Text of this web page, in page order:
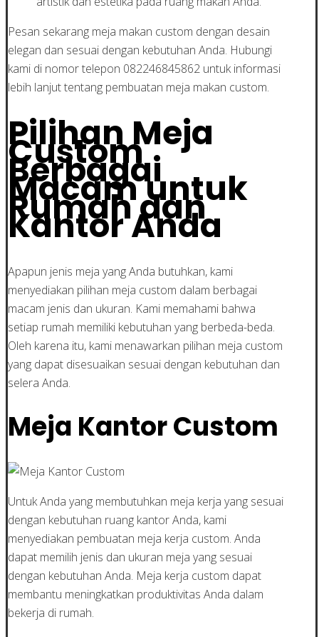
Pesan sekarang meja makan custom dengan desain
elegan dan sesuai dengan kebutuhan Anda. Hubungi
kami di nomor telepon 082246845862 untuk informasi
lebih lanjut tentang pembuatan meja makan custom.
Pilihan Meja
Custom
Berbagai
Macam untuk
Rumah dan
Kantor Anda
Apapun jenis meja yang Anda butuhkan, kami
menyediakan pilihan meja custom dalam berbagai
macam jenis dan ukuran. Kami memahami bahwa
setiap rumah memiliki kebutuhan yang berbeda-beda.
Oleh karena itu, kami menawarkan pilihan meja custom
yang dapat disesuaikan sesuai dengan kebutuhan dan
selera Anda.
Meja Kantor Custom
Untuk Anda yang membutuhkan meja kerja yang sesuai
dengan kebutuhan ruang kantor Anda, kami
menyediakan pembuatan meja kerja custom. Anda
dapat memilih jenis dan ukuran meja yang sesuai
dengan kebutuhan Anda. Meja kerja custom dapat
membantu meningkatkan produktivitas Anda dalam
bekerja di rumah.